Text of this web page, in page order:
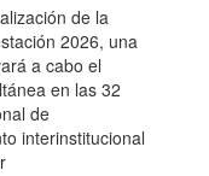
de la
2026, una
a cabo el
en las 32
de
interinstitucional